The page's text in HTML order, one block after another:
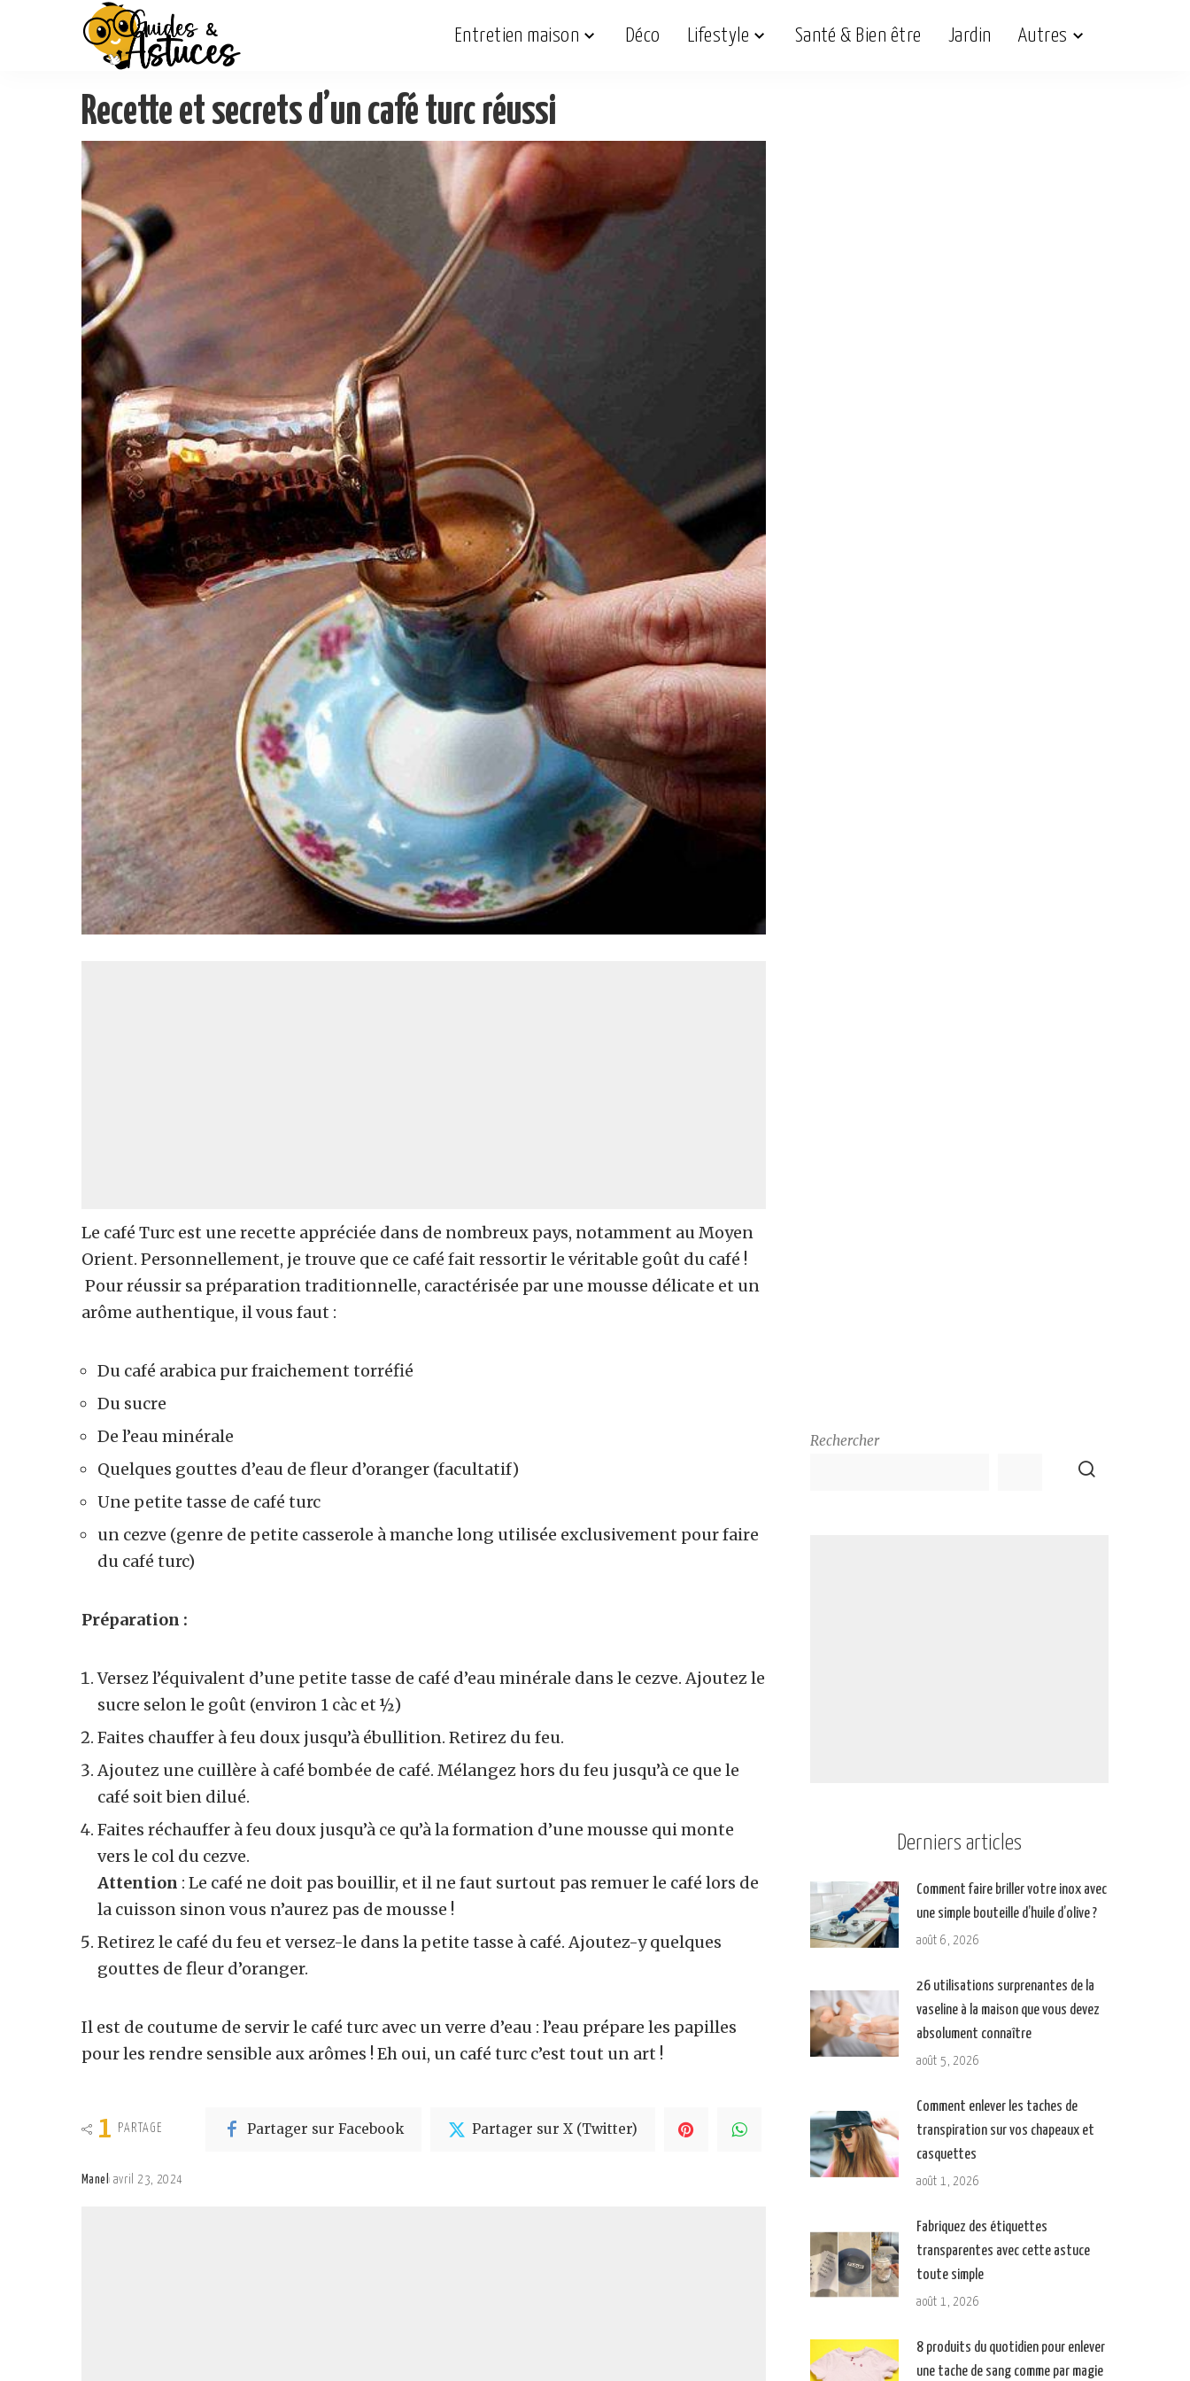
Entretien maison Déco Lifestyle Santé & Bien être Jardin Autres
Recette et secrets d’un café turc réussi
Le café Turc est une recette appréciée dans de nombreux pays, notamment au Moyen
Orient. Personnellement, je trouve que ce café fait ressortir le véritable goût du café !
Pour réussir sa préparation traditionnelle, caractérisée par une mousse délicate et un
arôme authentique, il vous faut :
Du café arabica pur fraichement torréfié
Du sucre
De l’eau minérale
Quelques gouttes d’eau de fleur d’oranger (facultatif)
Une petite tasse de café turc
un cezve (genre de petite casserole à manche long utilisée exclusivement pour faire
du café turc)
Préparation :
Versez l’équivalent d’une petite tasse de café d’eau minérale dans le cezve. Ajoutez le
sucre selon le goût (environ 1 càc et ½)
Faites chauffer à feu doux jusqu’à ébullition. Retirez du feu.
Ajoutez une cuillère à café bombée de café. Mélangez hors du feu jusqu’à ce que le
café soit bien dilué.
Faites réchauffer à feu doux jusqu’à ce qu’à la formation d’une mousse qui monte
vers le col du cezve.
Attention : Le café ne doit pas bouillir, et il ne faut surtout pas remuer le café lors de
la cuisson sinon vous n’aurez pas de mousse !
Retirez le café du feu et versez-le dans la petite tasse à café. Ajoutez-y quelques
gouttes de fleur d’oranger.
Il est de coutume de servir le café turc avec un verre d’eau : l’eau prépare les papilles
pour les rendre sensible aux arômes ! Eh oui, un café turc c’est tout un art !
1 PARTAGE Partager sur Facebook Partager sur X (Twitter)
Manel avril 23, 2024
Rechercher
Derniers articles
Comment faire briller votre inox avec
une simple bouteille d’huile d’olive ?
août 6, 2026
26 utilisations surprenantes de la
vaseline à la maison que vous devez
absolument connaître
août 5, 2026
Comment enlever les taches de
transpiration sur vos chapeaux et
casquettes
août 1, 2026
Fabriquez des étiquettes
transparentes avec cette astuce
toute simple
août 1, 2026
8 produits du quotidien pour enlever
une tache de sang comme par magie